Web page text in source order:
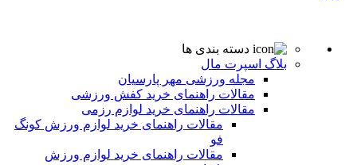
دسته بندی ها
بلاگ اسپرت مال
مجله ورزشی مهر پارسیان
مقالات راهنمای خرید کفش ورزشی
مقالات راهنمای خرید لوازم رزمی
مقالات راهنمای خرید لوازم ورزش کونگ
فو
مقالات راهنمای خرید لوازم ورزش